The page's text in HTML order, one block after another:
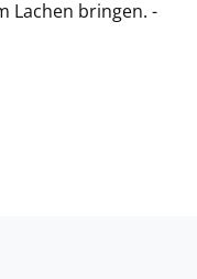
Lachen bringen. -